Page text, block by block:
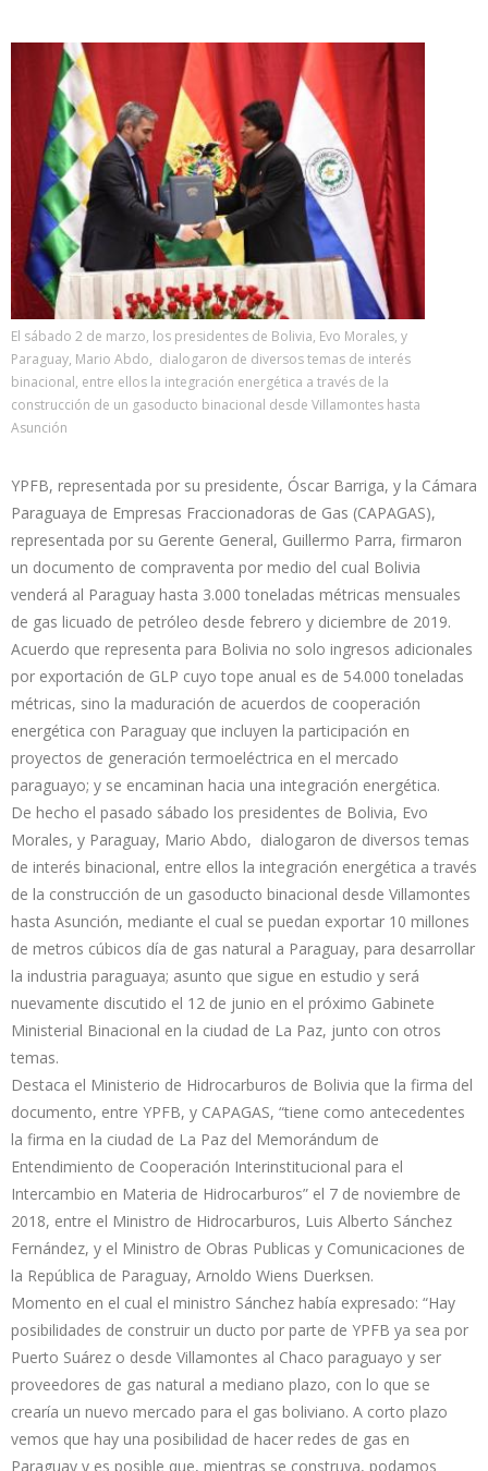
El sábado 2 de marzo, los presidentes de Bolivia, Evo Morales, y
Paraguay, Mario Abdo, dialogaron de diversos temas de interés
binacional, entre ellos la integración energética a través de la
construcción de un gasoducto binacional desde Villamontes hasta
Asunción
YPFB, representada por su presidente, Óscar Barriga, y la Cámara
Paraguaya de Empresas Fraccionadoras de Gas (CAPAGAS),
representada por su Gerente General, Guillermo Parra, firmaron
un documento de compraventa por medio del cual Bolivia
venderá al Paraguay hasta 3.000 toneladas métricas mensuales
de gas licuado de petróleo desde febrero y diciembre de 2019.
Acuerdo que representa para Bolivia no solo ingresos adicionales
por exportación de GLP cuyo tope anual es de 54.000 toneladas
métricas, sino la maduración de acuerdos de cooperación
energética con Paraguay que incluyen la participación en
proyectos de generación termoeléctrica en el mercado
paraguayo; y se encaminan hacia una integración energética.
De hecho el pasado sábado los presidentes de Bolivia, Evo
Morales, y Paraguay, Mario Abdo, dialogaron de diversos temas
de interés binacional, entre ellos la integración energética a través
de la construcción de un gasoducto binacional desde Villamontes
hasta Asunción, mediante el cual se puedan exportar 10 millones
de metros cúbicos día de gas natural a Paraguay, para desarrollar
la industria paraguaya; asunto que sigue en estudio y será
nuevamente discutido el 12 de junio en el próximo Gabinete
Ministerial Binacional en la ciudad de La Paz, junto con otros
temas.
Destaca el Ministerio de Hidrocarburos de Bolivia que la firma del
documento, entre YPFB, y CAPAGAS, “tiene como antecedentes
la firma en la ciudad de La Paz del Memorándum de
Entendimiento de Cooperación Interinstitucional para el
Intercambio en Materia de Hidrocarburos” el 7 de noviembre de
2018, entre el Ministro de Hidrocarburos, Luis Alberto Sánchez
Fernández, y el Ministro de Obras Publicas y Comunicaciones de
la República de Paraguay, Arnoldo Wiens Duerksen.
Momento en el cual el ministro Sánchez había expresado: “Hay
posibilidades de construir un ducto por parte de YPFB ya sea por
Puerto Suárez o desde Villamontes al Chaco paraguayo y ser
proveedores de gas natural a mediano plazo, con lo que se
crearía un nuevo mercado para el gas boliviano. A corto plazo
vemos que hay una posibilidad de hacer redes de gas en
Paraguay y es posible que, mientras se construya, podamos